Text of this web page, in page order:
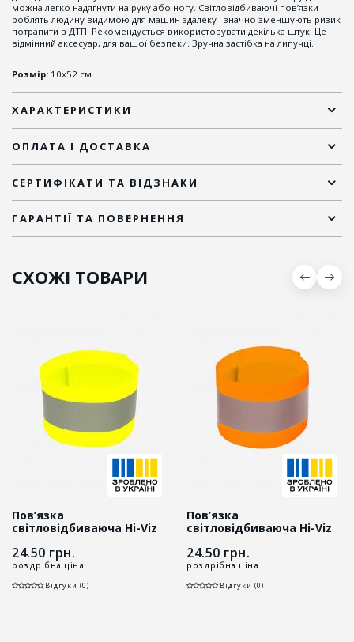
можна легко надягнути на руку або ногу. Світловідбиваючі пов’язки
роблять людину видимою для машин здалеку і значно зменшують ризик
потрапити в ДТП. Рекомендується використовувати декілька штук. Це
відмінний аксесуар, для вашої безпеки. Зручна застібка на липучці.
Розмір: 10х52 см.
ХАРАКТЕРИСТИКИ
ОПЛАТА І ДОСТАВКА
СЕРТИФІКАТИ ТА ВІДЗНАКИ
ГАРАНТІЇ ТА ПОВЕРНЕННЯ
СХОЖІ ТОВАРИ
Пов’язка
світловідбиваюча Hi-Viz
24.50 грн.
роздрібна ціна
Відгуки (0)
Пов’язка
світловідбиваюча Hi-Viz
помаранчева
24.50 грн.
роздрібна ціна
Відгуки (0)